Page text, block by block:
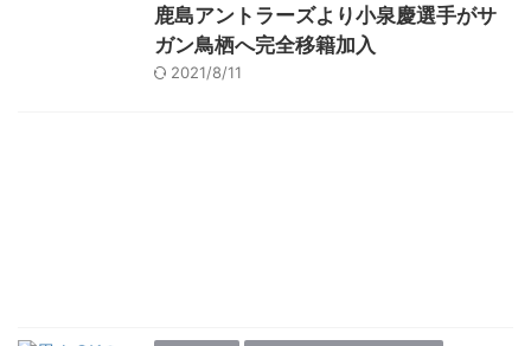
鹿島アントラーズより小泉慶選手がサ
ガン鳥栖へ完全移籍加入
2021/8/11